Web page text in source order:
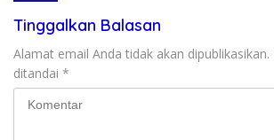
Tinggalkan Balasan
Alamat email Anda tidak akan dipublikasikan.
ditandai *